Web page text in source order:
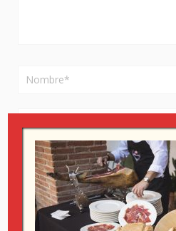
Guarda mi nombre, correo